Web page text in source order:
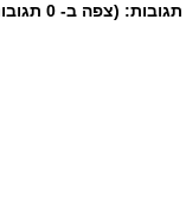
תגובות: (צפה ב- 0